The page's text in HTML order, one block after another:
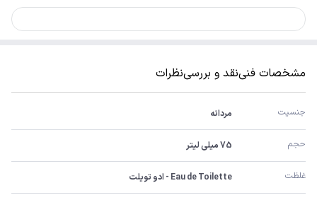
مشخصات فنینقد و بررسینظرات
جنسیت مردانه
حجم 75 میلی لیتر
غلظت Eau de Toilette - ادو تویلت